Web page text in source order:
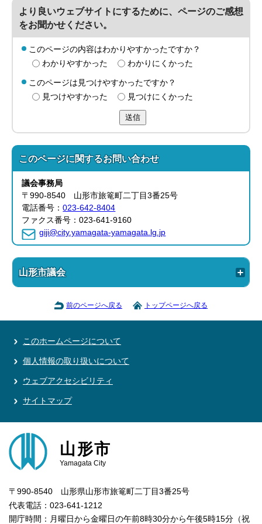
より良いウェブサイトにするために、ページのご感想
をお聞かせください。
このページの内容はわかりやすかったですか？
わかりやすかった
わかりにくかった
このページは見つけやすかったですか？
見つけやすかった
見つけにくかった
送信
このページに関するお問い合わせ
議会事務局
〒990-8540 山形市旅篭町二丁目3番25号
電話番号：023-642-8404
ファクス番号：023-641-9160
giji@city.yamagata-yamagata.lg.jp
山形市議会
前のページへ戻る トップページへ戻る
このホームページについて
個人情報の取り扱いについて
ウェブアクセシビリティ
サイトマップ
山形市
Yamagata City
〒990-8540 山形県山形市旅篭町二丁目3番25号
代表電話：023-641-1212
開庁時間：月曜日から金曜日の午前8時30分から午後5時15分（祝